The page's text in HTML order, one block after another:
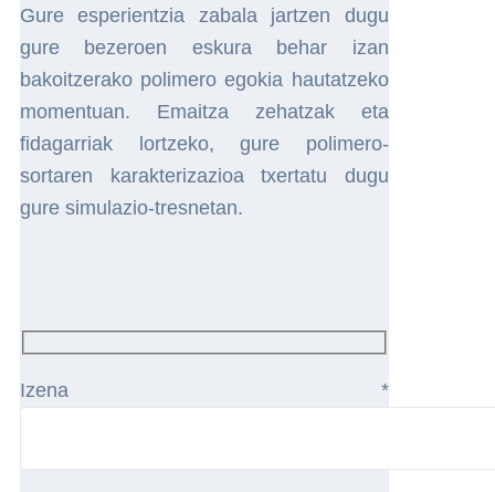
Gure esperientzia zabala jartzen dugu
gure bezeroen eskura behar izan
bakoitzerako polimero egokia hautatzeko
momentuan. Emaitza zehatzak eta
fidagarriak lortzeko, gure polimero-
sortaren karakterizazioa txertatu dugu
gure simulazio-tresnetan.
Izena *